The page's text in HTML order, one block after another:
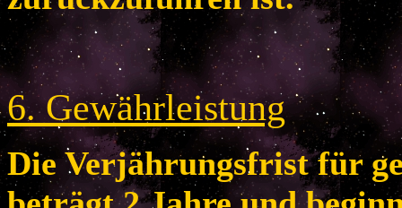
6. Gewährleistung
Die Verjährungsfrist für